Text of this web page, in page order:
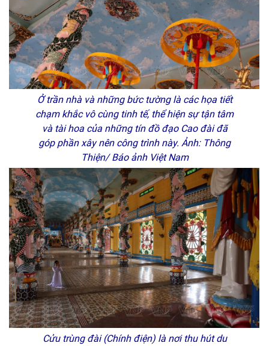
Ở trần nhà và những bức tường là các họa tiết
chạm khắc vô cùng tinh tế, thể hiện sự tận tâm
và tài hoa của những tín đồ đạo Cao đài đã
góp phần xây nên công trình này. Ảnh: Thông
Thiện/ Báo ảnh Việt Nam
Cửu trùng đài (Chính điện) là nơi thu hút du